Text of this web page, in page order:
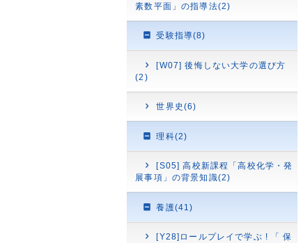
素数平面」の指導法(2)
受験指導(8)
[W07] 後悔しない大学の選び方
(2)
世界史(6)
理科(2)
[S05] 高校新課程「高校化学・発
展事項」の背景知識(2)
養護(41)
[Y28]ロールプレイで学ぶ ! 「 保